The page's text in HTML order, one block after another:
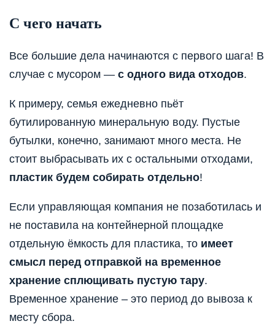
С чего начать
Все большие дела начинаются с первого шага! В
случае с мусором — с одного вида отходов.
К примеру, семья ежедневно пьёт
бутилированную минеральную воду. Пустые
бутылки, конечно, занимают много места. Не
стоит выбрасывать их с остальными отходами,
пластик будем собирать отдельно!
Если управляющая компания не позаботилась и
не поставила на контейнерной площадке
отдельную ёмкость для пластика, то имеет
смысл перед отправкой на временное
хранение сплющивать пустую тару.
Временное хранение – это период до вывоза к
месту сбора.